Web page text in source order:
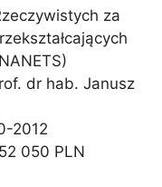
za
dr hab. Janusz
2012
050 PLN